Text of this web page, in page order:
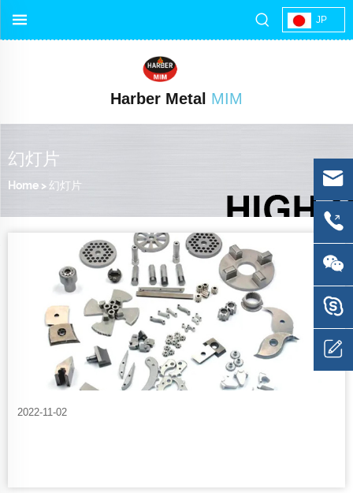
JP
Harber Metal MIM
幻灯片
Home >幻灯片
2022-11-02